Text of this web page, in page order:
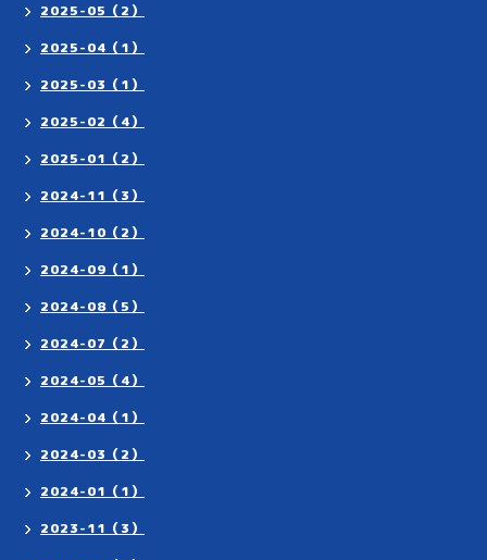
2025-05（2）
2025-04（1）
2025-03（1）
2025-02（4）
2025-01（2）
2024-11（3）
2024-10（2）
2024-09（1）
2024-08（5）
2024-07（2）
2024-05（4）
2024-04（1）
2024-03（2）
2024-01（1）
2023-11（3）